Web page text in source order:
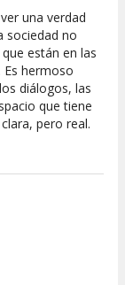
una verdad
sociedad no
están en las
Es hermoso
diálogos, las
que tiene
pero real.